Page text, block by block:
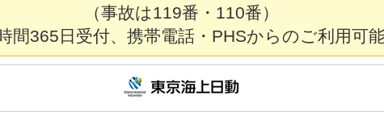
（事故は119番・110番）
間365日受付、携帯電話・PHSからのご利用可